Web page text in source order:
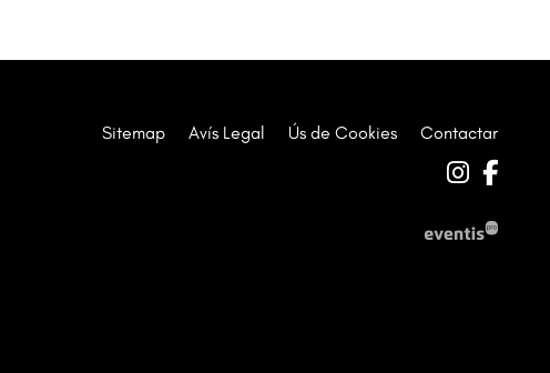
Sitemap Avís Legal Ús de Cookies Contactar
Link a
Link